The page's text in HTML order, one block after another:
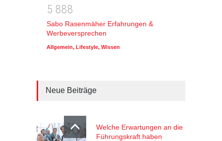
5 888
Sabo Rasenmäher Erfahrungen &
Werbeversprechen
Allgemein, Lifestyle, Wissen
Neue Beiträge
Welche Erwartungen an die
Führungskraft haben